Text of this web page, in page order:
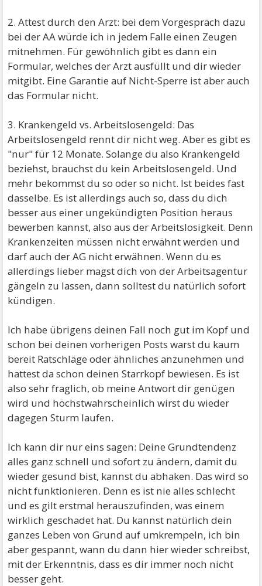
2. Attest durch den Arzt: bei dem Vorgespräch dazu
bei der AA würde ich in jedem Falle einen Zeugen
mitnehmen. Für gewöhnlich gibt es dann ein
Formular, welches der Arzt ausfüllt und dir wieder
mitgibt. Eine Garantie auf Nicht-Sperre ist aber auch
das Formular nicht.
3. Krankengeld vs. Arbeitslosengeld: Das
Arbeitslosengeld rennt dir nicht weg. Aber es gibt es
"nur" für 12 Monate. Solange du also Krankengeld
beziehst, brauchst du kein Arbeitslosengeld. Und
mehr bekommst du so oder so nicht. Ist beides fast
dasselbe. Es ist allerdings auch so, dass du dich
besser aus einer ungekündigten Position heraus
bewerben kannst, also aus der Arbeitslosigkeit. Denn
Krankenzeiten müssen nicht erwähnt werden und
darf auch der AG nicht erwähnen. Wenn du es
allerdings lieber magst dich von der Arbeitsagentur
gängeln zu lassen, dann solltest du natürlich sofort
kündigen.
Ich habe übrigens deinen Fall noch gut im Kopf und
schon bei deinen vorherigen Posts warst du kaum
bereit Ratschläge oder ähnliches anzunehmen und
hattest da schon deinen Starrkopf bewiesen. Es ist
also sehr fraglich, ob meine Antwort dir genügen
wird und höchstwahrscheinlich wirst du wieder
dagegen Sturm laufen.
Ich kann dir nur eins sagen: Deine Grundtendenz
alles ganz schnell und sofort zu ändern, damit du
wieder gesund bist, kannst du abhaken. Das wird so
nicht funktionieren. Denn es ist nie alles schlecht
und es gilt erstmal herauszufinden, was einem
wirklich geschadet hat. Du kannst natürlich dein
ganzes Leben von Grund auf umkrempeln, ich bin
aber gespannt, wann du dann hier wieder schreibst,
mit der Erkenntnis, dass es dir immer noch nicht
besser geht.